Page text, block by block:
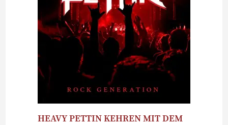
HEAVY PETTIN KEHREN MIT DEM